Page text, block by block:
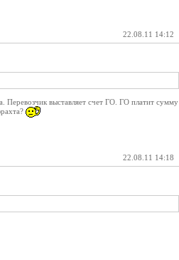
22.08.11 14:12
выставляет счет ГО. ГО платит сумму
22.08.11 14:18